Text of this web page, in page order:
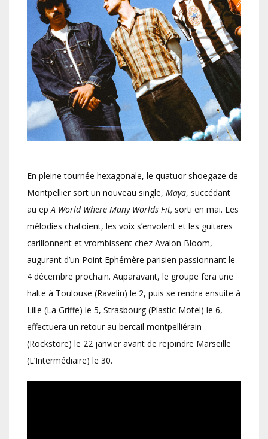
En pleine tournée hexagonale, le quatuor shoegaze de
Montpellier sort un nouveau single, Maya, succédant
au ep A World Where Many Worlds Fit, sorti en mai. Les
mélodies chatoient, les voix s’envolent et les guitares
carillonnent et vrombissent chez Avalon Bloom,
augurant d’un Point Ephémère parisien passionnant le
4 décembre prochain. Auparavant, le groupe fera une
halte à Toulouse (Ravelin) le 2, puis se rendra ensuite à
Lille (La Griffe) le 5, Strasbourg (Plastic Motel) le 6,
effectuera un retour au bercail montpelliérain
(Rockstore) le 22 janvier avant de rejoindre Marseille
(L’Intermédiaire) le 30.